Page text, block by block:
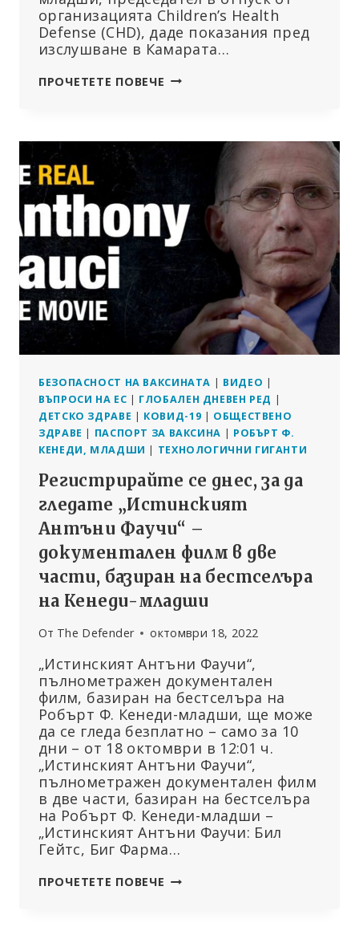
организацията Children’s Health
Defense (CHD), даде показания пред
изслушване в Камарата…
ПРОЧЕТЕТЕ ПОВЕЧЕ „ЩОМ
ДИСТОПИЯ
И
ТОТАЛИТАРИЗЪМ“,
КАЗВА
РОБЪРТ
КЕНЕДИ-
МЛАДШИ
ПРЕД
В
КАМАРАТА
НА
ПРЕДСТАВИТЕЛИТЕ
БЕЗОПАСНОСТ НА ВАКСИНАТА | ВИДЕО |
ВЪПРОСИ НА ЕС | ГЛОБАЛЕН ДНЕВЕН РЕД |
ДЕТСКО ЗДРАВЕ | КОВИД-19 | ОБЩЕСТВЕНО
ЗДРАВЕ | ПАСПОРТ ЗА ВАКСИНА | РОБЪРТ Ф.
КЕНЕДИ, МЛАДШИ | ТЕХНОЛОГИЧНИ ГИГАНТИ
Регистрирайте се днес, за да
гледате „Истинският
Антъни Фаучи“ –
документален филм в две
части, базиран на бестселъра
на Кенеди-младши
От The Defender октомври 18, 2022
„Истинският Антъни Фаучи“,
пълнометражен документален
филм, базиран на бестселъра на
Робърт Ф. Кенеди-младши, ще може
да се гледа безплатно – само за 10
дни – от 18 октомври в 12:01 ч.
„Истинският Антъни Фаучи“,
пълнометражен документален филм
в две части, базиран на бестселъра
на Робърт Ф. Кенеди-младши –
„Истинският Антъни Фаучи: Бил
Гейтс, Биг Фарма…
ПРОЧЕТЕТЕ ПОВЕЧЕ РЕГИСТРИРАЙТЕ